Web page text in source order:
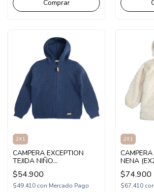
Comprar
2X1
CAMPERA EXCEPTION
TEJIDA NIÑO
(EX26HSW24)
$54.900
$49.410 con Mercado Pago
2X1
NENA
$74.900
$67.410 con